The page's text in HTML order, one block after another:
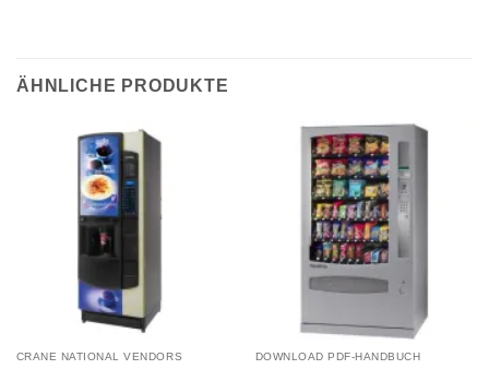
ÄHNLICHE PRODUKTE
CRANE NATIONAL VENDORS DOWNLOAD PDF-HANDBUCH